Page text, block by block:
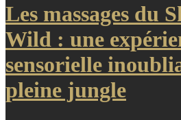
Les massages du
Wild : une
sensorielle
pleine jungle